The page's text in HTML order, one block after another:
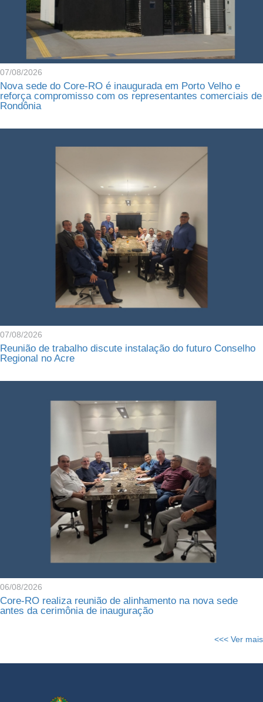
07/08/2026
Nova sede do Core-RO é inaugurada em Porto Velho e
reforça compromisso com os representantes comerciais de
Rondônia
07/08/2026
Reunião de trabalho discute instalação do futuro Conselho
Regional no Acre
06/08/2026
Core-RO realiza reunião de alinhamento na nova sede
antes da cerimônia de inauguração
<<< Ver mais